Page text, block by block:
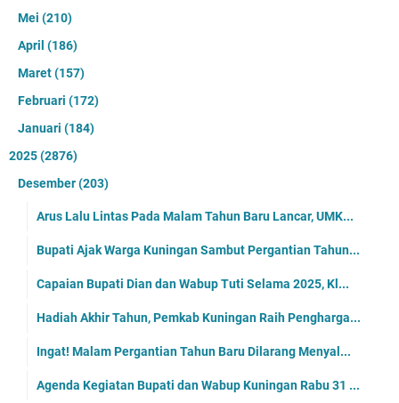
Mei (210)
April (186)
Maret(157)
Februari (172)
Januari (184)
2025(2876)
Desember(203)
Arus Lalu Lintas Pada Malam Tahun Baru Lancar, UMK...
Bupati Ajak Warga Kuningan Sambut Pergantian Tahun...
Capaian Bupati Dian dan Wabup Tuti Selama 2025, Kl...
Hadiah Akhir Tahun, Pemkab Kuningan Raih Pengharga...
Ingat! Malam Pergantian Tahun Baru Dilarang Menyal...
Agenda Kegiatan Bupati dan Wabup Kuningan Rabu 31 ...